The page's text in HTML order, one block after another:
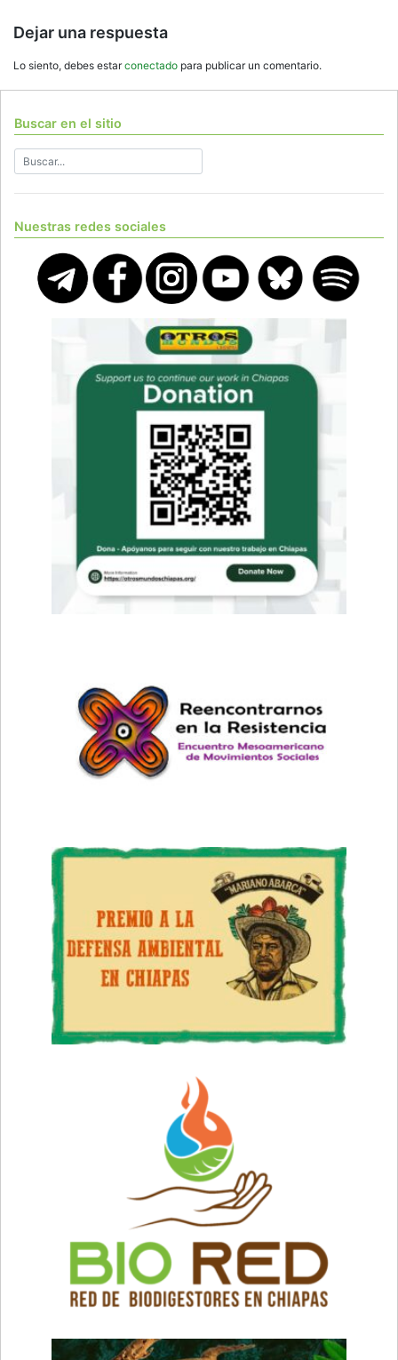
Dejar una respuesta
Lo siento, debes estarconectado para publicar un comentario.
Buscar en el sitio
Nuestras redes sociales